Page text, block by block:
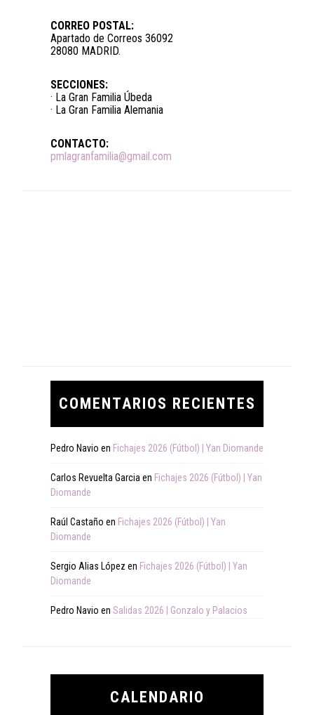
CORREO POSTAL:
Apartado de Correos 36092
28080 MADRID.
SECCIONES:
· La Gran Familia Úbeda
· La Gran Familia Alemania
CONTACTO:
pmlagranfamilia@gmail.com
COMENTARIOS RECIENTES
Pedro Navio en Fichajes 2026 (Fútbol) | Yan Diomande
Carlos Revuelta Garcia en Fichajes 2026 (Fútbol) | Yan
Diomande
Raúl Castaño en Fichajes 2026 (Fútbol) | Yan
Diomande
Sergio Alias López en Fichajes 2026 (Fútbol) | Yan
Diomande
Pedro Navio en Salidas 2026 | Gonzalo y Palacios
CALENDARIO